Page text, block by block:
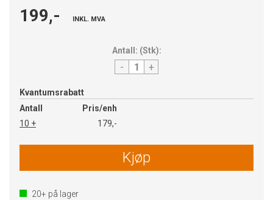
199,- INKL. MVA
Antall: (Stk):
- +
Kvantumsrabatt
Antall
Pris/enh
10 +
179,-
Kjøp
20+ på lager